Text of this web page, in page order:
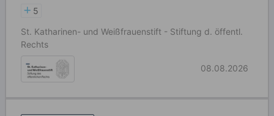
5
St. Katharinen- und Weißfrauenstift - Stiftung d. öffentl.
Rechts
08.08.2026